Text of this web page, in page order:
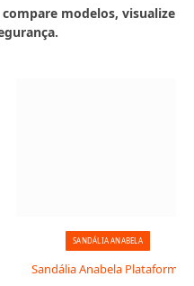
modelos, visualize
SANDÁLIA ANABELA
Sandália Anabela Plataforma